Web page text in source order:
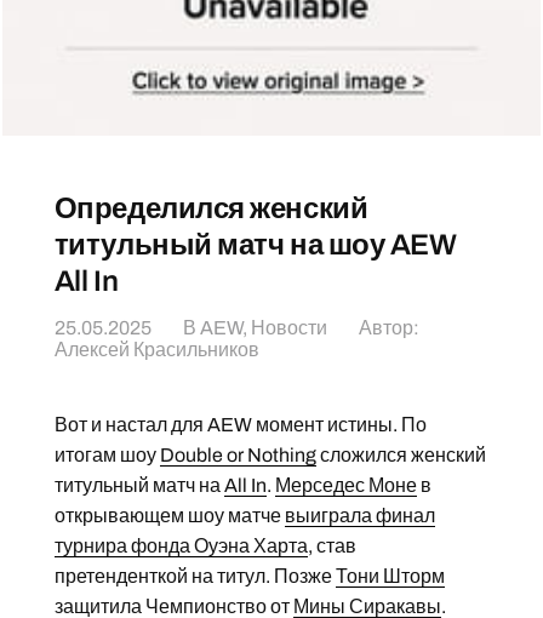
Определился женский
титульный матч на шоу AEW
All In
25.05.2025 В AEW, Новости
Автор:
Алексей Красильников
Вот и настал для AEW момент истины. По
итогам шоу Double or Nothingсложился женский
титульный матч на All In. Мерседес Монев
открывающем шоу матче выиграла финал
турнира фонда Оуэна Харта, став
претенденткой на титул. ПозжеТони Шторм
защитила Чемпионство от Мины Сиракавы.